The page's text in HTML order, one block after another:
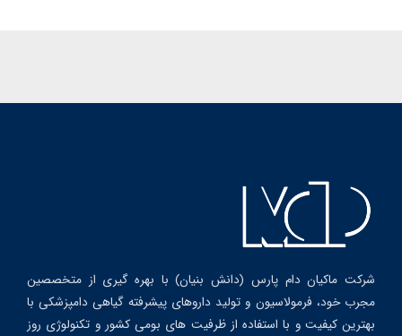
شرکت ماکیان دام پارس (دانش بنیان) با بهره گیری از متخصصین
مجرب خود، فرمولاسیون و تولید داروهای پیشرفته گیاهی دامپزشکی با
بهترین کیفیت و با استفاده از ظرفیت های بومی کشور و تکنولوژی روز